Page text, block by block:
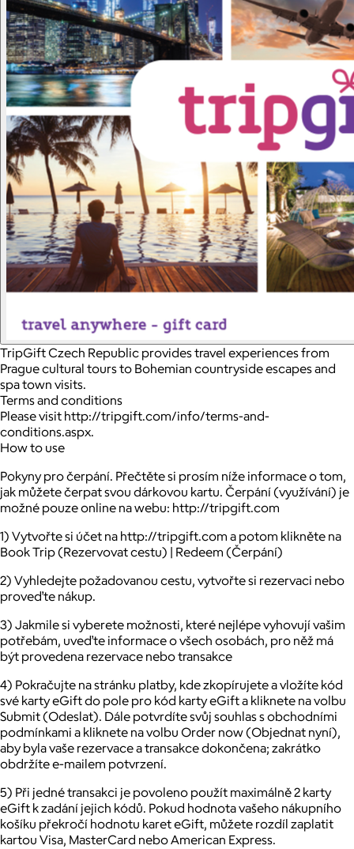
TripGift Czech Republic provides travel experiences from
Prague cultural tours to Bohemian countryside escapes and
spa town visits.
Terms and conditions
Please visit http://tripgift.com/info/terms-and-
conditions.aspx.
How to use
Pokyny pro čerpání. Přečtěte si prosím níže informace o tom,
jak můžete čerpat svou dárkovou kartu. Čerpání (využívání) je
možné pouze online na webu: http://tripgift.com
1) Vytvořte si účet na http://tripgift.com a potom klikněte na
Book Trip (Rezervovat cestu) | Redeem (Čerpání)
2) Vyhledejte požadovanou cestu, vytvořte si rezervaci nebo
proveďte nákup.
3) Jakmile si vyberete možnosti, které nejlépe vyhovují vašim
potřebám, uveďte informace o všech osobách, pro něž má
být provedena rezervace nebo transakce
4) Pokračujte na stránku platby, kde zkopírujete a vložíte kód
své karty eGift do pole pro kód karty eGift a kliknete na volbu
Submit (Odeslat). Dále potvrdíte svůj souhlas s obchodními
podmínkami a kliknete na volbu Order now (Objednat nyní),
aby byla vaše rezervace a transakce dokončena; zakrátko
obdržíte e-mailem potvrzení.
5) Při jedné transakci je povoleno použít maximálně 2 karty
eGift k zadání jejich kódů. Pokud hodnota vašeho nákupního
košíku překročí hodnotu karet eGift, můžete rozdíl zaplatit
kartou Visa, MasterCard nebo American Express.